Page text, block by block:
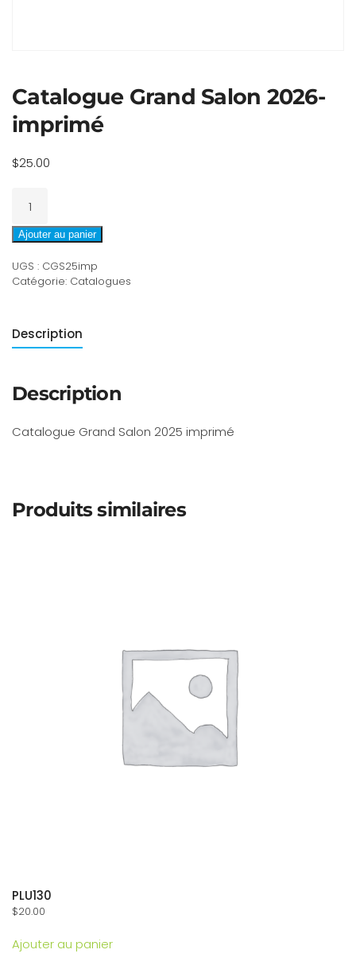
Catalogue Grand Salon 2026-
imprimé
$25.00
Catalogue
Salon
2026-
Ajouter au panier
UGS : CGS25imp
Catégorie: Catalogues
Description
Description
Catalogue Grand Salon 2025 imprimé
Produits similaires
PLU130
$20.00
Ajouter au panier